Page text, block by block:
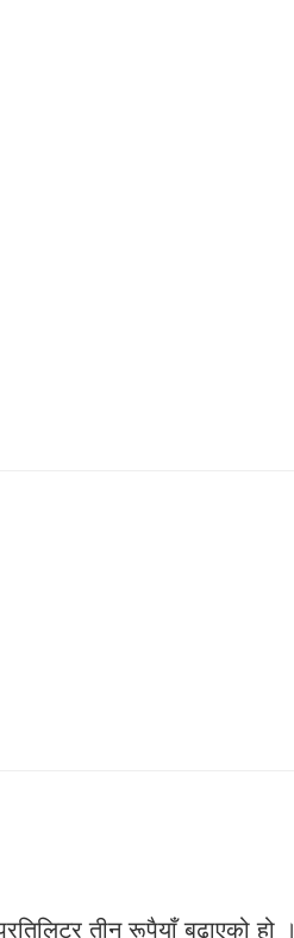
तीन रूपैयाँ बढाएको हो ।